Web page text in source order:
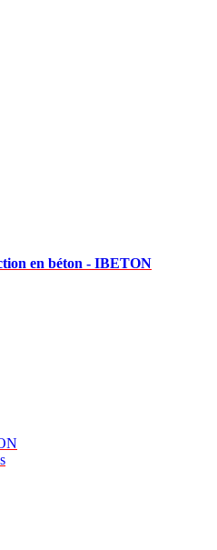
en béton - IBETON